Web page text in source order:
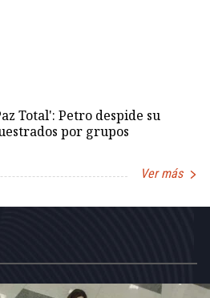
Total': Petro despide su
por grupos
Ver más